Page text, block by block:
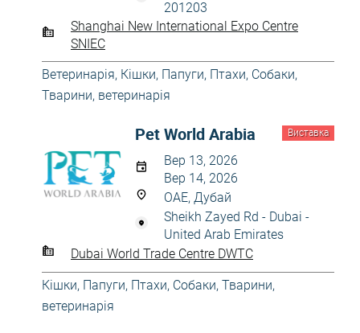
201203
Shanghai New International Expo Centre
SNIEC
Ветеринарія, Кішки, Папуги, Птахи, Собаки,
Тварини, ветеринарія
Виставка
Pet World Arabia
Вер 13, 2026
Вер 14, 2026
ОАЕ, Дубай
Sheikh Zayed Rd - Dubai -
United Arab Emirates
Dubai World Trade Centre DWTC
Кішки, Папуги, Птахи, Собаки, Тварини,
ветеринарія